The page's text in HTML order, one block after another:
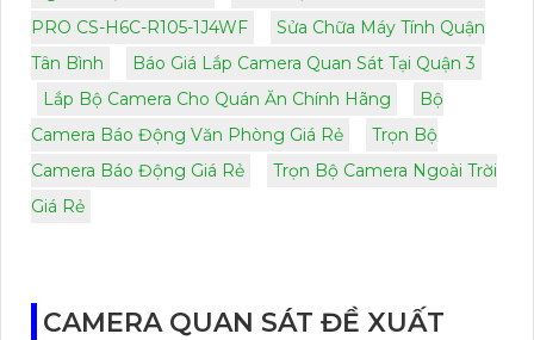
PRO CS-H6C-R105-1J4WF
Sửa Chữa Máy Tính Quận
Tân Bình
Báo Giá Lắp Camera Quan Sát Tại Quận 3
Lắp Bộ Camera Cho Quán Ăn Chính Hãng
Bộ
Camera Báo Động Văn Phòng Giá Rẻ
Trọn Bộ
Camera Báo Động Giá Rẻ
Trọn Bộ Camera Ngoài Trời
Giá Rẻ
CAMERA QUAN SÁT ĐỀ XUẤT